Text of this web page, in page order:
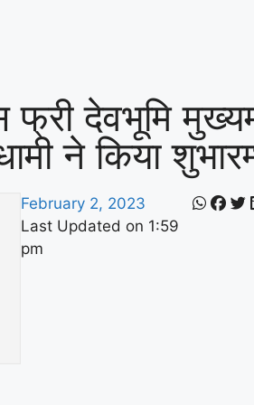
फ्री देवभूमि
ने किया
February 2, 2023
Last Updated on 1:59
pm